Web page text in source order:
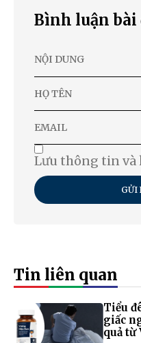
Bình luận bài
Lưu thông tin và
GỬI
Tin liên quan
Tiểu
giấc
quả từ